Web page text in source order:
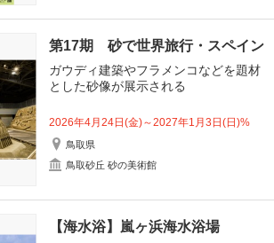
第17期 砂で世界旅行・スペイン
ガウディ建築やフラメンコなどを題材
とした砂像が展示される
2026年4月24日(金)～2027年1月3日(日)%
鳥取県
鳥取砂丘 砂の美術館
【海水浴】嵐ヶ浜海水浴場